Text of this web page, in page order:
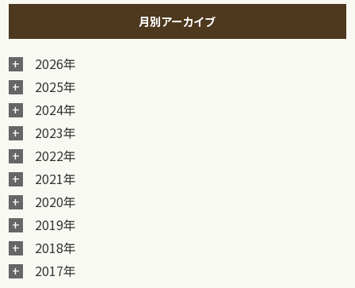
月別アーカイブ
2026年
2025年
2024年
2023年
2022年
2021年
2020年
2019年
2018年
2017年